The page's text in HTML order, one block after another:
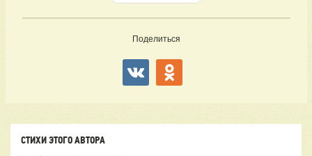
Поделиться
СТИХИ ЭТОГО АВТОРА